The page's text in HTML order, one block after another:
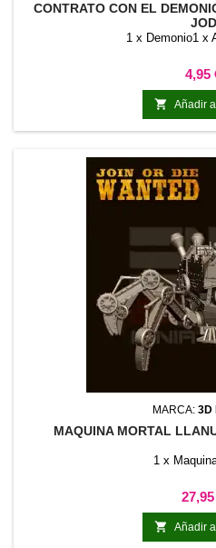
CONTRATO CON EL
JOD
1 x Demonio1 x
4,95
 Añadir
MARCA: 3D
MAQUINA MORTAL
1 x
 Añadir